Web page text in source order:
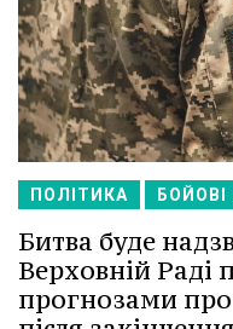
ПОЛІТИКА БОЙОВІ
Битва буде
Верховній Раді
прогнозами